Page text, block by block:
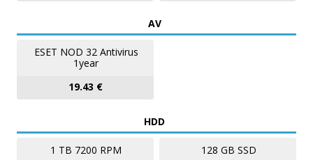
AV
ESET NOD 32 Antivirus
1year
19.43 €
HDD
1 TB 7200 RPM
128 GB SSD